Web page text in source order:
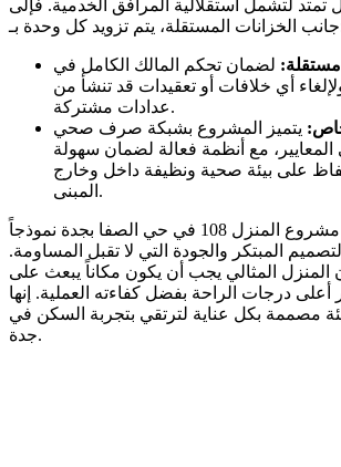
تمتد لتشمل استقلالية المرافق الخدمية. فإلى
مستقلة: لضمان تحكم المالك الكامل في
أي خلافات أو تعقيدات قد تنشأ من
عدادات مشتركة.
يتميز المشروع بشبكة صرف صحي
مع أنظمة فعالة لضمان سهولة
على بيئة صحية ونظيفة داخل وخارج
المبنى.
في الختام، يمثل مشروع المنزل 108 في حي الصفا بجدة نموذجاً
المبتكر والجودة التي لا تقبل المساومة.
المنزل المثالي يجب أن يكون مكاناً يبعث على
أعلى درجات الراحة بفضل كفاءته العملية. إنها
مصممة بكل عناية لترتقي بتجربة السكن في
جدة.